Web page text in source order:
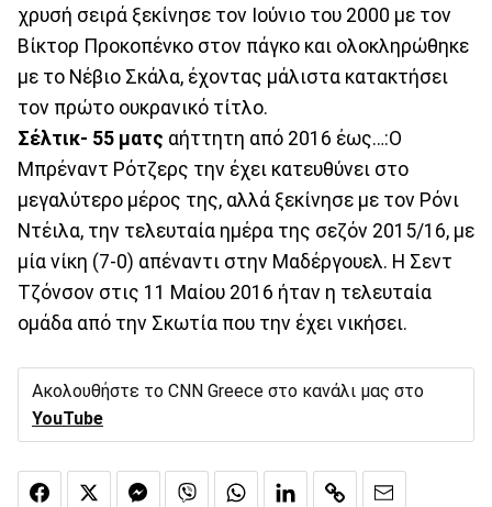
χρυσή σειρά ξεκίνησε τον Ιούνιο του 2000 με τον
Βίκτορ Προκοπένκο στον πάγκο και ολοκληρώθηκε
με το Νέβιο Σκάλα, έχοντας μάλιστα κατακτήσει
τον πρώτο ουκρανικό τίτλο.
Σέλτικ- 55 ματς αήττητη από 2016 έως…:Ο
Μπρέναντ Ρότζερς την έχει κατευθύνει στο
μεγαλύτερο μέρος της, αλλά ξεκίνησε με τον Ρόνι
Ντέιλα, την τελευταία ημέρα της σεζόν 2015/16, με
μία νίκη (7-0) απέναντι στην Μαδέργουελ. Η Σεντ
Τζόνσον στις 11 Μαίου 2016 ήταν η τελευταία
ομάδα από την Σκωτία που την έχει νικήσει.
Ακολουθήστε το CNN Greece στο κανάλι μας στο
YouTube